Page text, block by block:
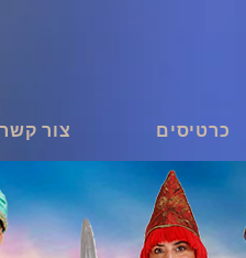
כרטיסים צור קשר